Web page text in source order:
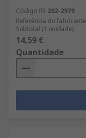
Código RS 202-2979
Referência do fabricante
Subtotal (1 unidade)
14,59 €
Quantidade